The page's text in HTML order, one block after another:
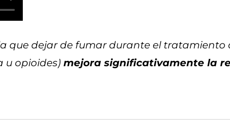
que dejar de fumar durante el tratamiento
u opioides) mejora significativamente la